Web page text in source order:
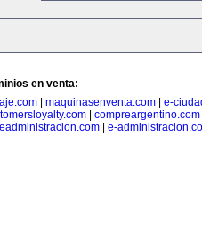
en venta:
| maquinasenventa.com| e-
| compreargentino.com
eadministracion.com
e-